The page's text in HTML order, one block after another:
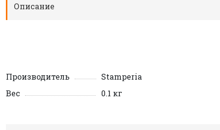
Описание
Производитель
Stamperia
Вес
0.1 кг